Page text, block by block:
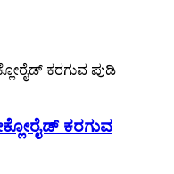
ಕರಗುವ